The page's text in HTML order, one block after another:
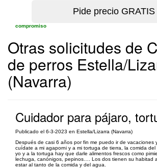
compromiso
Otras solicitudes de
de perros Estella/
(Navarra)
Cuidador para pájaro,
Publicado el 6-3-2023 en Estella/Lizarra (Navarra)
Después de casi 6 años por fin me puedo ir de vacaciones
cuídate a mi agaporni y a mi tortuga de tierra, la comida
yo y a la tortuga hay que darle alimentos frescos como
lechuga, canónigos, pepinos…. Los dos tienen su habitad
estar al tanto de la comida y del agua.